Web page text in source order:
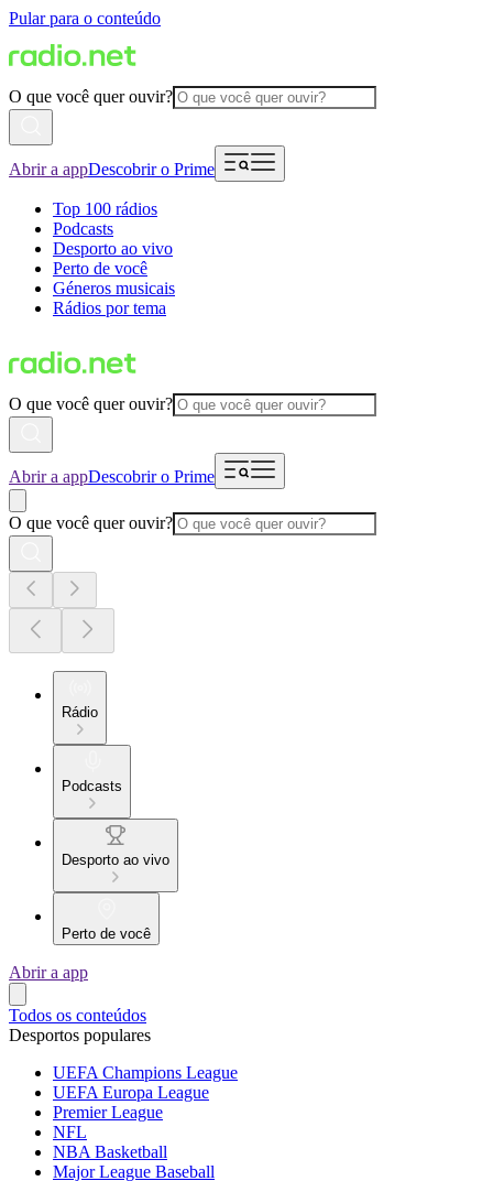
Pular para o conteúdo
O que você quer ouvir?
Abrir a appDescobrir o Prime
Top 100 rádios
Podcasts
Desporto ao vivo
Perto de você
Géneros musicais
Rádios por tema
O que você quer ouvir?
Abrir a appDescobrir o Prime
O que você quer ouvir?
Rádio
Podcasts
Desporto ao vivo
Perto de você
Abrir a app
Todos os conteúdos
Desportos populares
UEFA Champions League
UEFA Europa League
Premier League
NFL
NBA Basketball
Major League Baseball